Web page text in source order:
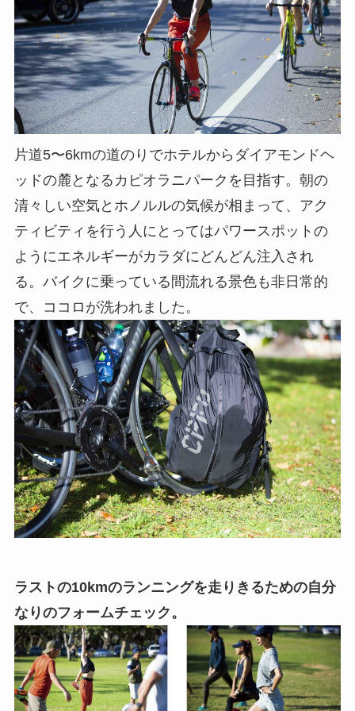
片道5〜6kmの道のりでホテルからダイアモンドヘ
ッドの麓となるカピオラニパークを目指す。朝の
清々しい空気とホノルルの気候が相まって、アク
ティビティを行う人にとってはパワースポットの
ようにエネルギーがカラダにどんどん注入され
る。バイクに乗っている間流れる景色も非日常的
で、ココロが洗われました。
ラストの10kmのランニングを走りきるための自分
なりのフォームチェック。